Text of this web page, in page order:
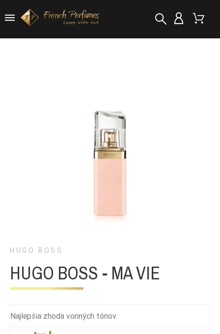
HUGO BOSS
HUGO BOSS - MA VIE
Najlepšia zhoda vonných tónov